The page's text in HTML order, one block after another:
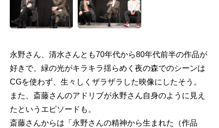
永野さん、清水さんとも70年代から80年代前半の作品が
好きで、緑の光がキラキラ揺らめく夜の森でのシーンは
CGを使わず、生々しくザラザラした映像にしたそう。
また、斎藤さんのアドリブが永野さん自身のように見え
たというエピソードも。
斎藤さんからは「永野さんの精神から生まれた（作品